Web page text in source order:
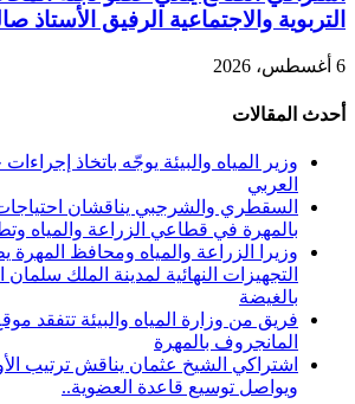
التربوية والاجتماعية الرفيق
6 أغسطس، 2026
أحدث المقالات
وزير المياه والبيئة يوجّه باتخاذ
العربي
السقطري والشرجبي يناقشان
بالمهرة في قطاعي الزراعة والمياه
وزيرا الزراعة والمياه ومحافظ
التجهيزات النهائية لمدينة الملك سلمان
بالغيضة
فريق من وزارة المياه والبيئة تتفقد
المانجروف بالمهرة
اشتراكي الشيخ عثمان يناقش ترتيب
ويواصل توسيع قاعدة العضوية..